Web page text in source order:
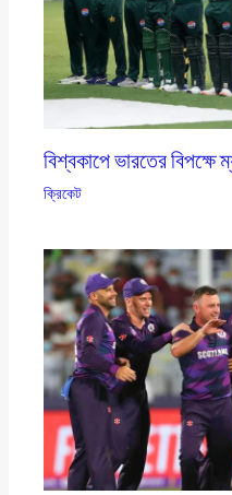
বিশ্বকাপে ভারতের বিপক্ষে
ক্রিকেট